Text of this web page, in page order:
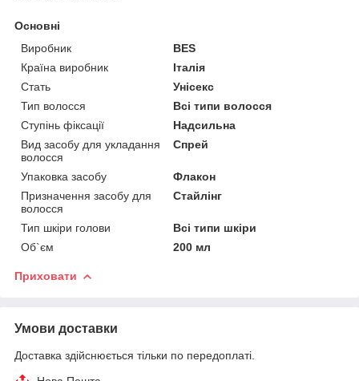
Основні
Виробник
BES
Країна виробник
Італія
Стать
Унісекс
Тип волосся
Всі типи волосся
Ступінь фіксації
Надсильна
Вид засобу для укладання
волосся
Спрей
Упаковка засобу
Флакон
Призначення засобу для
волосся
Стайлінг
Тип шкіри голови
Всі типи шкіри
Об`єм
200 мл
Приховати
Умови доставки
Доставка здійснюється тільки по передоплаті.